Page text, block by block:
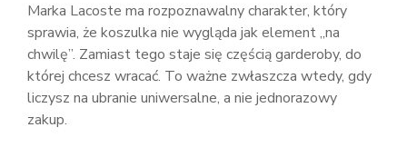
Marka Lacoste ma rozpoznawalny charakter, który
sprawia, że koszulka nie wygląda jak element „na
chwilę”. Zamiast tego staje się częścią garderoby, do
której chcesz wracać. To ważne zwłaszcza wtedy, gdy
liczysz na ubranie uniwersalne, a nie jednorazowy
zakup.